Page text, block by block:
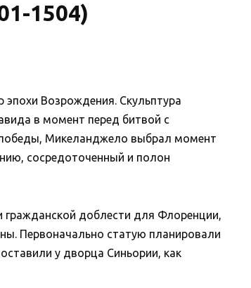
1504)
Возрождения. Скульптура
в момент перед битвой с
Микеланджело выбрал момент
сосредоточенный и полон
доблести для Флоренции,
Первоначально статую планировали
у дворца Синьории, как